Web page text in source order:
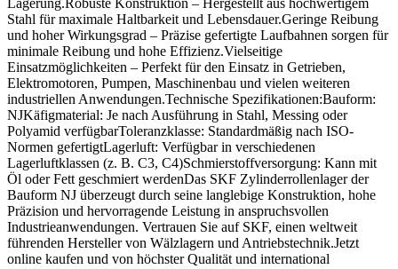
Lagerung.Robuste Konstruktion – Hergestellt aus hochwertigem
Stahl für maximale Haltbarkeit und Lebensdauer.Geringe Reibung
und hoher Wirkungsgrad – Präzise gefertigte Laufbahnen sorgen für
minimale Reibung und hohe Effizienz.Vielseitige
Einsatzmöglichkeiten – Perfekt für den Einsatz in Getrieben,
Elektromotoren, Pumpen, Maschinenbau und vielen weiteren
industriellen Anwendungen.Technische Spezifikationen:Bauform:
NJKäfigmaterial: Je nach Ausführung in Stahl, Messing oder
Polyamid verfügbarToleranzklasse: Standardmäßig nach ISO-
Normen gefertigtLagerluft: Verfügbar in verschiedenen
Lagerluftklassen (z. B. C3, C4)Schmierstoffversorgung: Kann mit
Öl oder Fett geschmiert werdenDas SKF Zylinderrollenlager der
Bauform NJ überzeugt durch seine langlebige Konstruktion, hohe
Präzision und hervorragende Leistung in anspruchsvollen
Industrieanwendungen. Vertrauen Sie auf SKF, einen weltweit
führenden Hersteller von Wälzlagern und Antriebstechnik.Jetzt
online kaufen und von höchster Qualität und international